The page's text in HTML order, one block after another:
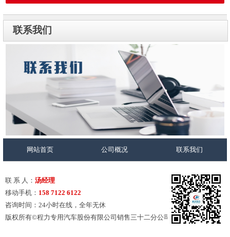
联系我们
网站首页 公司概况 联系我们
联 系 人： 汤经理
移动手机： 158 7122 6122
咨询时间：24小时在线，全年无休
版权所有©程力专用汽车股份有限公司销售三十二分公司